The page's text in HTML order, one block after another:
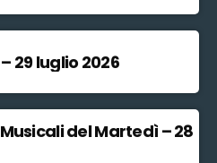
29 luglio 2026
del Martedì – 28